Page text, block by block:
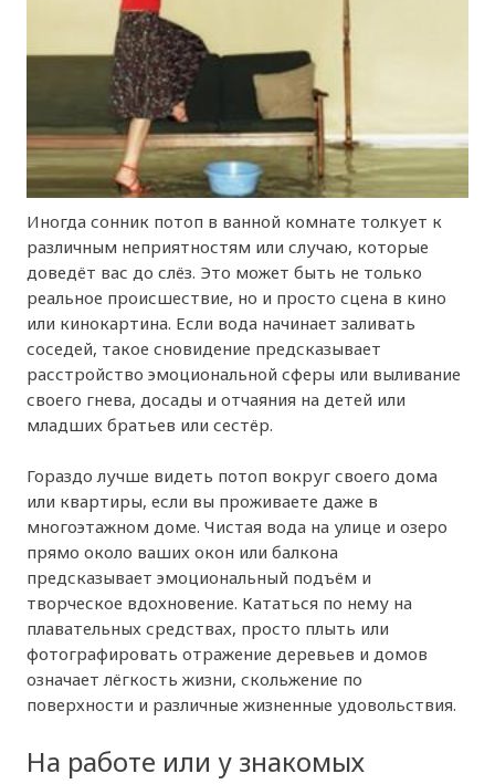
Иногда сонник потоп в ванной комнате толкует к
различным неприятностям или случаю, которые
доведёт вас до слёз. Это может быть не только
реальное происшествие, но и просто сцена в кино
или кинокартина. Если вода начинает заливать
соседей, такое сновидение предсказывает
расстройство эмоциональной сферы или выливание
своего гнева, досады и отчаяния на детей или
младших братьев или сестёр.
Гораздо лучше видеть потоп вокруг своего дома
или квартиры, если вы проживаете даже в
многоэтажном доме. Чистая вода на улице и озеро
прямо около ваших окон или балкона
предсказывает эмоциональный подъём и
творческое вдохновение. Кататься по нему на
плавательных средствах, просто плыть или
фотографировать отражение деревьев и домов
означает лёгкость жизни, скольжение по
поверхности и различные жизненные удовольствия.
На работе или у знакомых